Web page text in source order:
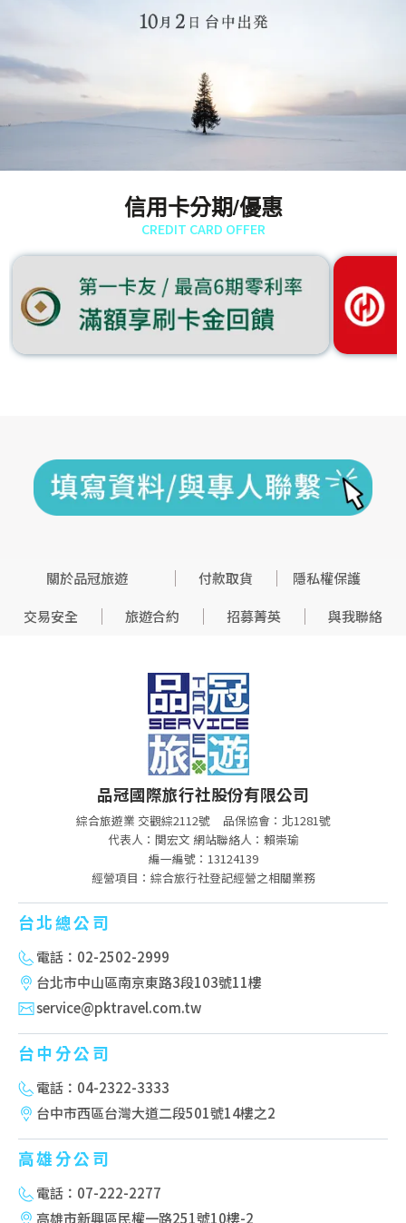
信用卡分期/優惠
CREDIT CARD OFFER
關於品冠旅遊 付款取貨
隱私權保護
交易安全
旅遊合約 招募菁英 與我聯絡
品冠國際旅行社股份有限公司
綜合旅遊業 交觀綜2112號
品保協會：北1281號
代表人：関宏文 網站聯絡人：賴崇瑜
編一編號：13124139
經營項目：綜合旅行社登記經營之相關業務
台北總公司
電話：02-2502-2999
台北市中山區南京東路3段103號11樓
service@pktravel.com.tw
台中分公司
電話：04-2322-3333
台中市西區台灣大道二段501號14樓之2
高雄分公司
電話：07-222-2277
高雄市新興區民權一路251號10樓-2